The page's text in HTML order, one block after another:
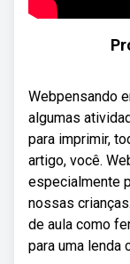
Webpensando
algumas
para imprimir,
artigo, você.
especialmente
nossas
de aula como
para uma lenda